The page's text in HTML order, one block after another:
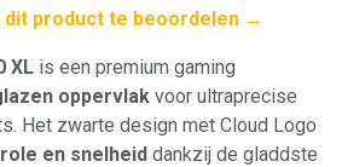
product te beoordelen →
XL is een premium gaming
oppervlak voor ultraprecise
Het zwarte design met Cloud Logo
en snelheid dankzij de gladdste